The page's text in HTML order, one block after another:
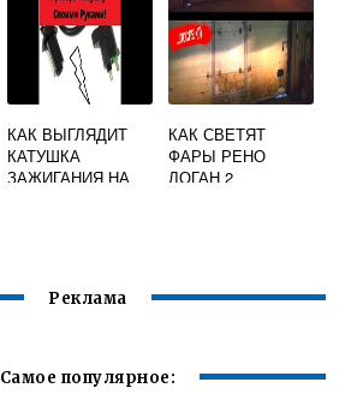
КАК ВЫГЛЯДИТ
КАТУШКА
ЗАЖИГАНИЯ НА
КАК СВЕТЯТ
ФАРЫ РЕНО
ЛОГАН 2
Реклама
Самое популярное: